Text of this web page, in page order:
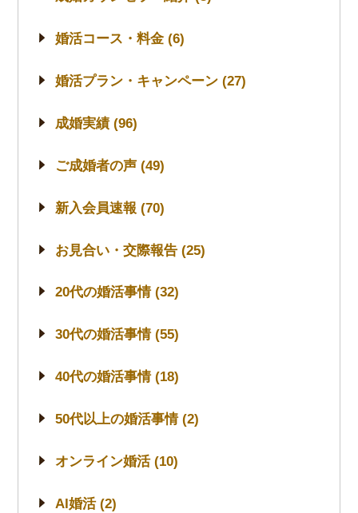
婚活コース・料金 (6)
婚活プラン・キャンペーン (27)
成婚実績 (96)
ご成婚者の声 (49)
新入会員速報 (70)
お見合い・交際報告 (25)
20代の婚活事情 (32)
30代の婚活事情 (55)
40代の婚活事情 (18)
50代以上の婚活事情 (2)
オンライン婚活 (10)
AI婚活 (2)